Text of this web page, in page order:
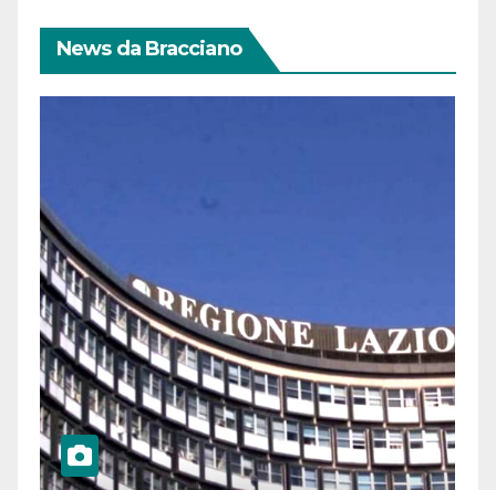
News da Bracciano